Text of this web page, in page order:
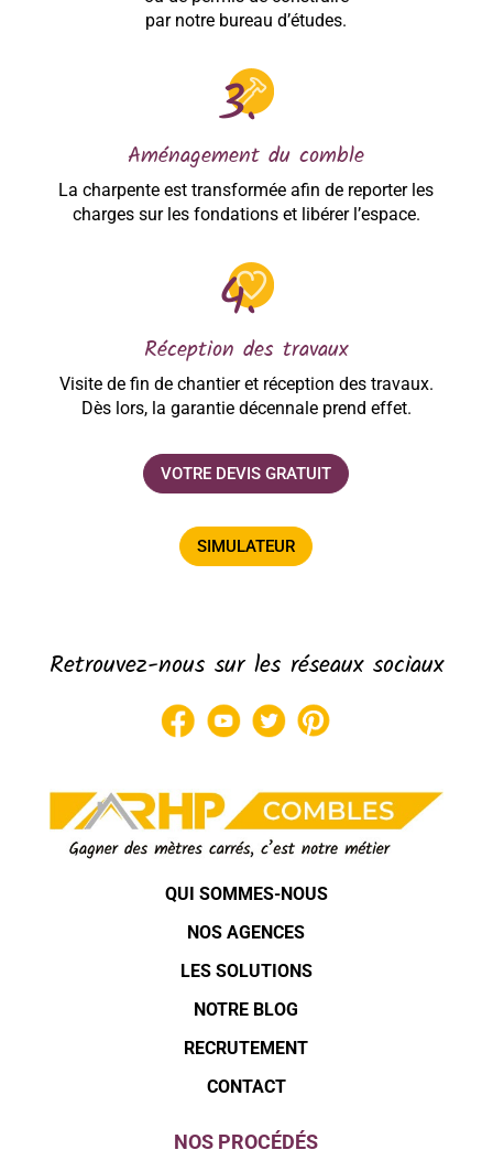
par notre bureau d’études.
Aménagement du comble
La charpente est transformée afin de reporter les
charges sur les fondations et libérer l’espace.
Réception des travaux
Visite de fin de chantier et réception des travaux.
Dès lors, la garantie décennale prend effet.
VOTRE DEVIS GRATUIT
SIMULATEUR
Retrouvez-nous sur les réseaux sociaux
QUI SOMMES-NOUS
NOS AGENCES
LES SOLUTIONS
NOTRE BLOG
RECRUTEMENT
CONTACT
NOS PROCÉDÉS